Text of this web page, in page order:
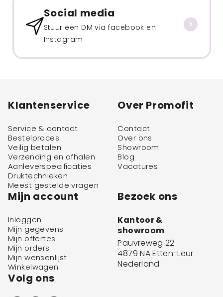
Social media
Stuur een DM via facebook en
Instagram
Klantenservice
Service & contact
Bestelproces
Veilig betalen
Verzending en afhalen
Aanleverspecificaties
Druktechnieken
Meest gestelde vragen
Over Promofit
Contact
Over ons
Showroom
Blog
Vacatures
Mijn account
Inloggen
Mijn gegevens
Mijn offertes
Mijn orders
Mijn wensenlijst
Winkelwagen
Bezoek ons
Kantoor &
showroom
Pauvreweg 22
4879 NA Etten-Leur
Nederland
Volg ons